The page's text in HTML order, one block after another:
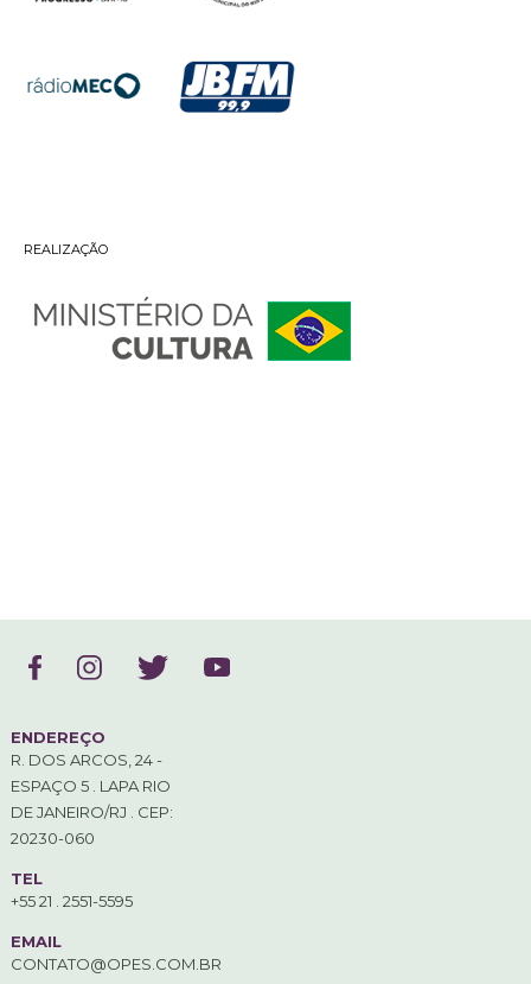
REALIZAÇÃO
ENDEREÇO
R. DOS ARCOS, 24 -
ESPAÇO 5 . LAPA RIO
DE JANEIRO/RJ . CEP:
20230-060
TEL
+55 21 . 2551-5595
EMAIL
CONTATO@OPES.COM.BR